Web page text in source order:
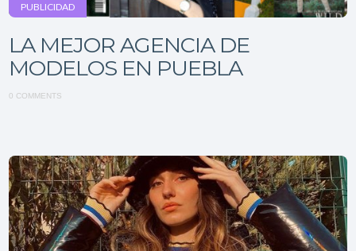
PUBLICIDAD
LA MEJOR AGENCIA DE
MODELOS EN PUEBLA
0 COMMENTS